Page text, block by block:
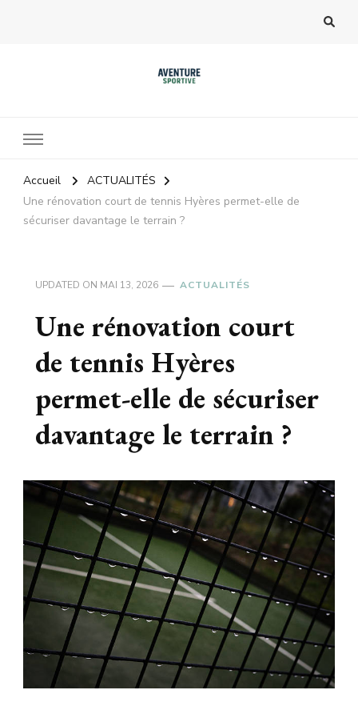
Accueil
ACTUALITÉS
Une rénovation court de tennis Hyères permet-elle de
sécuriser davantage le terrain ?
UPDATED ON MAI 13, 2026 ACTUALITÉS
Une rénovation court
de tennis Hyères
permet-elle de sécuriser
davantage le terrain ?